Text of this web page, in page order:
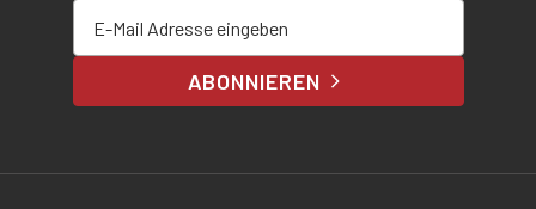
ABONNIEREN